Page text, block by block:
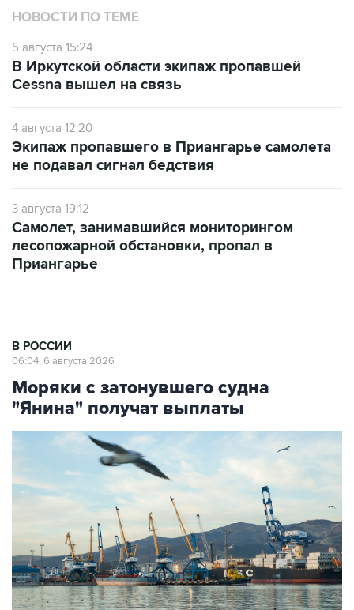
НОВОСТИ ПО ТЕМЕ
5 августа 15:24
В Иркутской области экипаж пропавшей
Cessna вышел на связь
4 августа 12:20
Экипаж пропавшего в Приангарье самолета
не подавал сигнал бедствия
3 августа 19:12
Самолет, занимавшийся мониторингом
лесопожарной обстановки, пропал в
Приангарье
В РОССИИ
06:04, 6 августа 2026
Моряки с затонувшего судна
"Янина" получат выплаты